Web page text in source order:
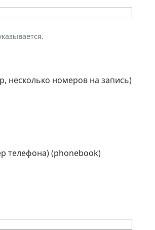
несколько номеров на запись)
телефона) (phonebook)